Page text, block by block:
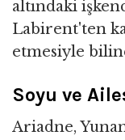
altındaki
Labirent'ten
etmesiyle
Soyu ve
Ariadne,